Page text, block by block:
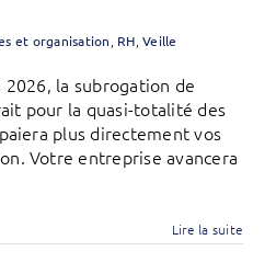
et organisation RH ,Veille
la subrogation de
pour la quasi-totalité des
plus directement vos
Votre entreprise avancera
Lire la suite